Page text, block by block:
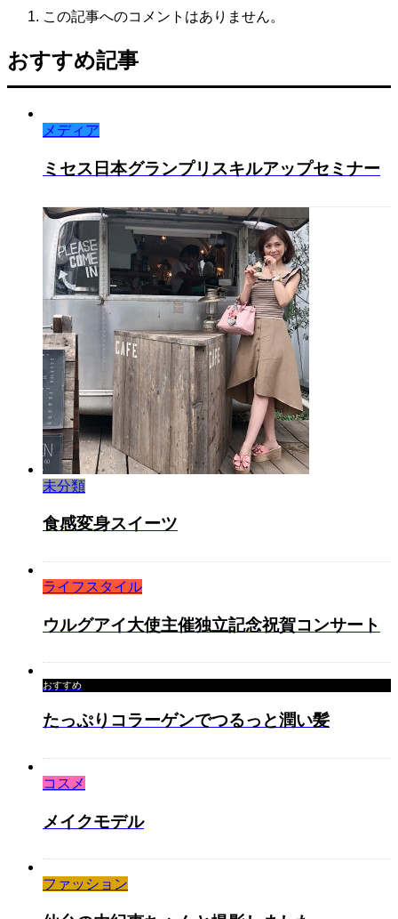
この記事へのコメントはありません。
おすすめ記事
メディア
ミセス日本グランプリスキルアップセミナー
未分類
食感変身スイーツ
ライフスタイル
ウルグアイ大使主催独立記念祝賀コンサート
おすすめ
たっぷりコラーゲンでつるっと潤い髪
コスメ
メイクモデル
ファッション